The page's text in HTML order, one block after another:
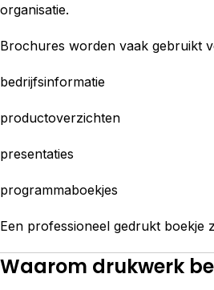
organisatie.
Brochures worden vaak gebruikt
bedrijfsinformatie
productoverzichten
presentaties
programmaboekjes
Een professioneel gedrukt boekje
Waarom drukwerk